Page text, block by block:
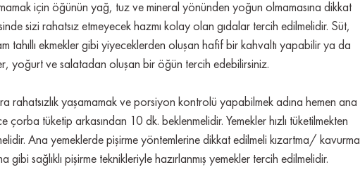
için öğünün yağ, tuz ve mineral yönünden yoğun olmamasına dikkat
sizi rahatsız etmeyecek hazmı kolay olan gıdalar tercih edilmelidir. Süt,
tahıllı ekmekler gibi yiyeceklerden oluşan hafif bir kahvaltı yapabilir ya da
yoğurt ve salatadan oluşan bir öğün tercih edebilirsiniz.
rahatsızlık yaşamamak ve porsiyon kontrolü yapabilmek adına hemen ana
çorba tüketip arkasından 10 dk. beklenmelidir. Yemekler hızlı tüketilmekten
Ana yemeklerde pişirme yöntemlerine dikkat edilmeli kızartma/ kavurma
sağlıklı pişirme teknikleriyle hazırlanmış yemekler tercih edilmelidir.